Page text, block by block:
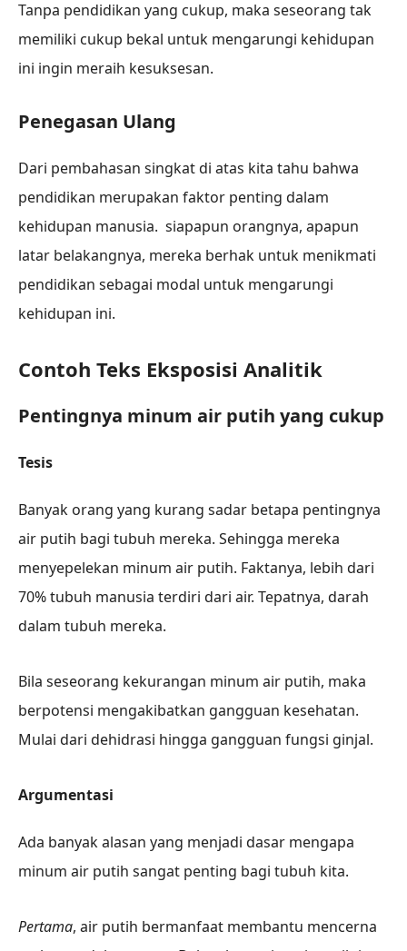
Tanpa pendidikan yang cukup, maka seseorang tak
memiliki cukup bekal untuk mengarungi kehidupan
ini ingin meraih kesuksesan.
Penegasan Ulang
Dari pembahasan singkat di atas kita tahu bahwa
pendidikan merupakan faktor penting dalam
kehidupan manusia. siapapun orangnya, apapun
latar belakangnya, mereka berhak untuk menikmati
pendidikan sebagai modal untuk mengarungi
kehidupan ini.
Contoh Teks Eksposisi Analitik
Pentingnya minum air putih yang cukup
Tesis
Banyak orang yang kurang sadar betapa pentingnya
air putih bagi tubuh mereka. Sehingga mereka
menyepelekan minum air putih. Faktanya, lebih dari
70% tubuh manusia terdiri dari air. Tepatnya, darah
dalam tubuh mereka.
Bila seseorang kekurangan minum air putih, maka
berpotensi mengakibatkan gangguan kesehatan.
Mulai dari dehidrasi hingga gangguan fungsi ginjal.
Argumentasi
Ada banyak alasan yang menjadi dasar mengapa
minum air putih sangat penting bagi tubuh kita.
Pertama, air putih bermanfaat membantu mencerna